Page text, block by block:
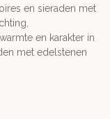
en sieraden met
en karakter in
met edelstenen